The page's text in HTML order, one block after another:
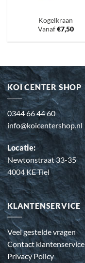
Kogelkraan
Vanaf€7,50
KOI CENTER SHOP
0344 66 44 60
info@koicentershop.nl
Locatie:
Newtonstraat 33-35
4004 KE Tiel
KLANTENSERVICE
Veel gestelde vragen
Contact klantenservice
Privacy Policy